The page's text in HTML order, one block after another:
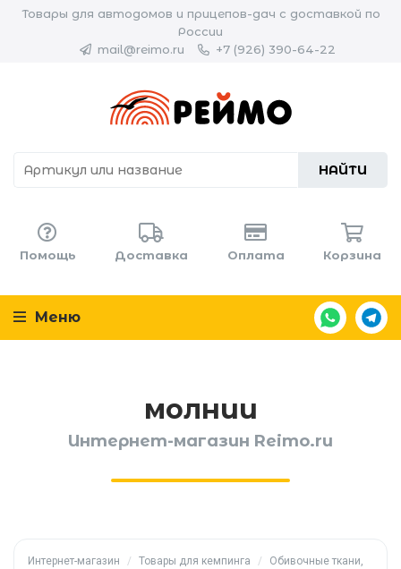
Товары для автодомов и прицепов-дач с доставкой по
России
mail@reimo.ru
+7 (926) 390-64-22
НАЙТИ
Помощь Доставка Оплата Корзина
Меню
молнии
Интернет-магазин Reimo.ru
Интернет-магазин / Товары для кемпинга /
Обивочные ткани,